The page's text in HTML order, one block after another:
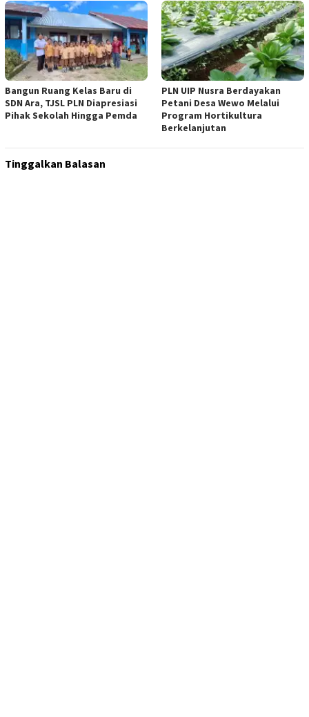
Bangun Ruang Kelas Baru di
SDN Ara, TJSL PLN Diapresiasi
Pihak Sekolah Hingga Pemda
PLN UIP Nusra Berdayakan
Petani Desa Wewo Melalui
Program Hortikultura
Berkelanjutan
Tinggalkan Balasan